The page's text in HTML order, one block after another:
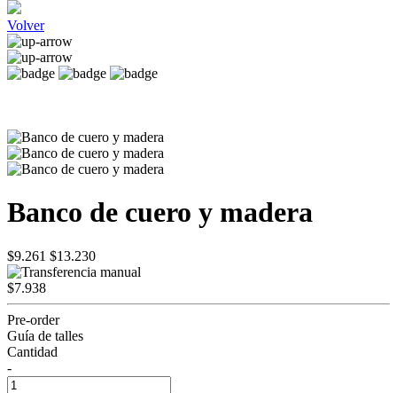
Volver
Banco de cuero y madera
$9.261 $13.230
$7.938
Pre-order
Guía de talles
Cantidad
-